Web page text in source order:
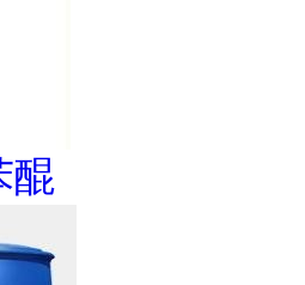
醌